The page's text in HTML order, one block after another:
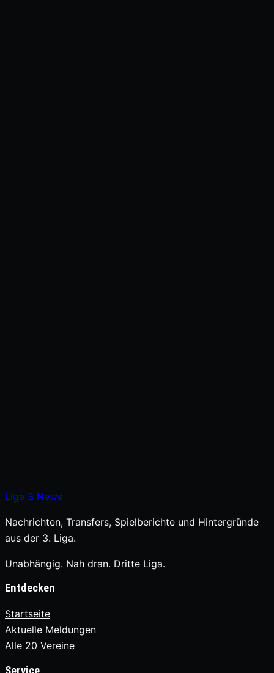
Liga 3 News
Nachrichten, Transfers, Spielberichte und Hintergründe
aus der 3. Liga.
Unabhängig. Nah dran. Dritte Liga.
Entdecken
Startseite
Aktuelle Meldungen
Alle 20 Vereine